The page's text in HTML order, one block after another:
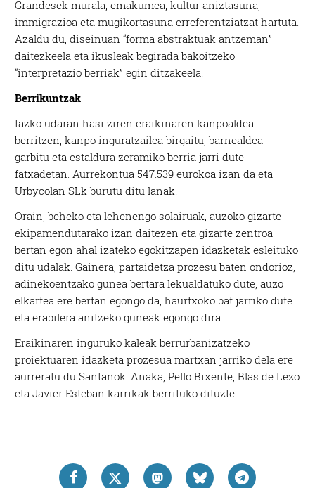
Grandesek murala, emakumea, kultur aniztasuna,
immigrazioa eta mugikortasuna erreferentziatzat hartuta.
Azaldu du, diseinuan “forma abstraktuak antzeman”
daitezkeela eta ikusleak begirada bakoitzeko
“interpretazio berriak” egin ditzakeela.
Berrikuntzak
Iazko udaran hasi ziren eraikinaren kanpoaldea
berritzen, kanpo inguratzailea birgaitu, barnealdea
garbitu eta estaldura zeramiko berria jarri dute
fatxadetan. Aurrekontua 547.539 eurokoa izan da eta
Urbycolan SLk burutu ditu lanak.
Orain, beheko eta lehenengo solairuak, auzoko gizarte
ekipamendutarako izan daitezen eta gizarte zentroa
bertan egon ahal izateko egokitzapen idazketak esleituko
ditu udalak. Gainera, partaidetza prozesu baten ondorioz,
adinekoentzako gunea bertara lekualdatuko dute, auzo
elkartea ere bertan egongo da, haurtxoko bat jarriko dute
eta erabilera anitzeko guneak egongo dira.
Eraikinaren inguruko kaleak berrurbanizatzeko
proiektuaren idazketa prozesua martxan jarriko dela ere
aurreratu du Santanok. Anaka, Pello Bixente, Blas de Lezo
eta Javier Esteban karrikak berrituko dituzte.